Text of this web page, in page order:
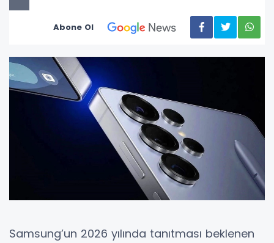
Abone Ol
Samsung’un 2026 yılında tanıtması beklenen